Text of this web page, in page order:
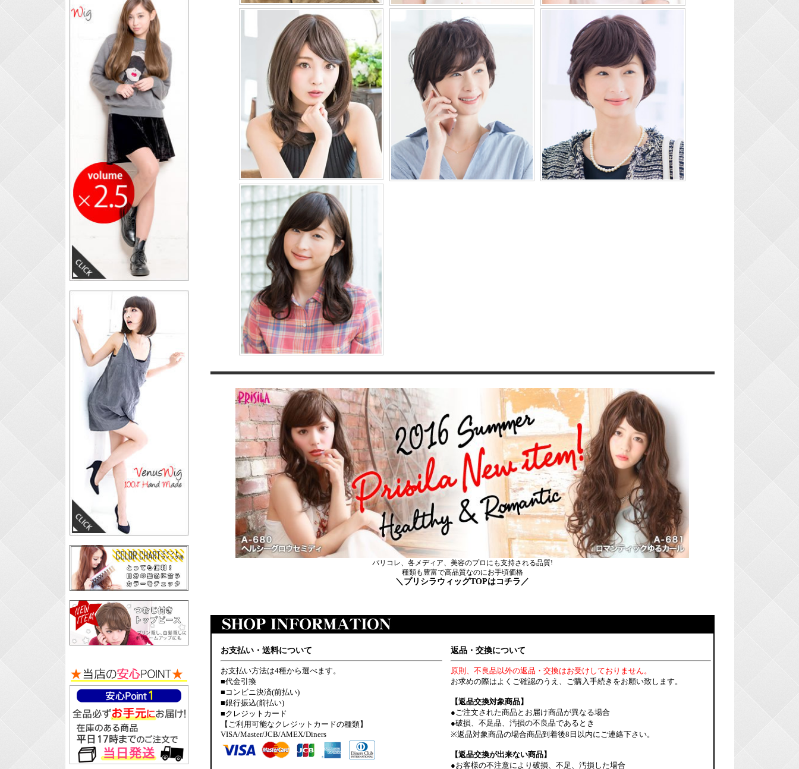
パリコレ、各メディア、美容のプロにも支持される品質!
種類も豊富で高品質なのにお手頃価格
＼プリシラウィッグTOPはコチラ／
お支払い・送料について
お支払い方法は4種から選べます。
■代金引換
■コンビニ決済(前払い)
■銀行振込(前払い)
■クレジットカード
【ご利用可能なクレジットカードの種類】
VISA/Master/JCB/AMEX/Diners
返品・交換について
原則、不良品以外の返品・交換はお受けしておりません。
お求めの際はよくご確認のうえ、ご購入手続きをお願い致します。
【返品交換対象商品】
●ご注文された商品とお届け商品が異なる場合
●破損、不足品、汚損の不良品であるとき
※返品対象商品の場合商品到着後8日以内にご連絡下さい。
【返品交換が出来ない商品】
●お客様の不注意により破損、不足、汚損した場合